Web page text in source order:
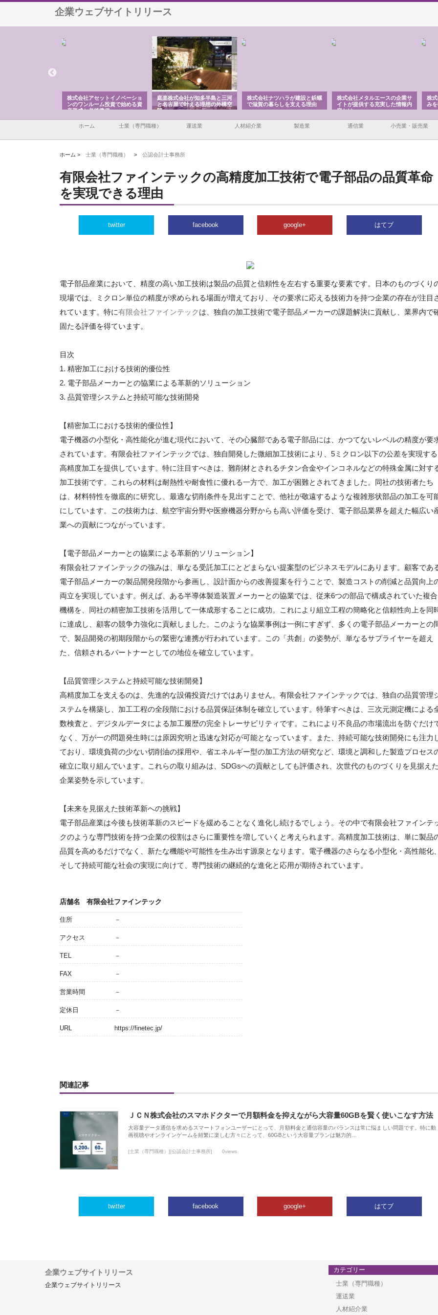
企業ウェブサイトリリース
株式会社アセットイノベーショ
ンのワンルーム投資で始める資
産形成と老後準備
庭楽株式会社が知多半島と三河
と名古屋で叶える理想の外構空
間
株式会社ナツハラが建設と鋲螺
で滋賀の暮らしを支える理由
株式会社メタルエースの企業サ
イトが提供する充実した情報内
容とは
株
み
ホーム 士業（専門職種） 運送業 人材紹介業 製造業 通信業 小売業・販売業
ホーム > 士業（専門職種） > 公認会計士事務所
有限会社ファインテックの高精度加工技術で電子部品の品質革命
を実現できる理由
twitter facebook google+ はてブ
電子部品産業において、精度の高い加工技術は製品の品質と信頼性を左右する重要な要素です。日本のものづくり
現場では、ミクロン単位の精度が求められる場面が増えており、その要求に応える技術力を持つ企業の存在が注目
れています。特に有限会社ファインテック は、独自の加工技術で電子部品メーカーの課題解決に貢献し、業界内で
固たる評価を得ています。
目次
1. 精密加工における技術的優位性
2. 電子部品メーカーとの協業による革新的ソリューション
3. 品質管理システムと持続可能な技術開発
【精密加工における技術的優位性】
電子機器の小型化・高性能化が進む現代において、その心臓部である電子部品には、かつてないレベルの精度が要
されています。有限会社ファインテックでは、独自開発した微細加工技術により、5ミクロン以下の公差を実現する
高精度加工を提供しています。特に注目すべきは、難削材とされるチタン合金やインコネルなどの特殊金属に対す
加工技術です。これらの材料は耐熱性や耐食性に優れる一方で、加工が困難とされてきました。同社の技術者たち
は、材料特性を徹底的に研究し、最適な切削条件を見出すことで、他社が敬遠するような複雑形状部品の加工を可
にしています。この技術力は、航空宇宙分野や医療機器分野からも高い評価を受け、電子部品業界を超えた幅広い
業への貢献につながっています。
【電子部品メーカーとの協業による革新的ソリューション】
有限会社ファインテックの強みは、単なる受託加工にとどまらない提案型のビジネスモデルにあります。顧客であ
電子部品メーカーの製品開発段階から参画し、設計面からの改善提案を行うことで、製造コストの削減と品質向上
両立を実現しています。例えば、ある半導体製造装置メーカーとの協業では、従来6つの部品で構成されていた複合
機構を、同社の精密加工技術を活用して一体成形することに成功。これにより組立工程の簡略化と信頼性向上を同
に達成し、顧客の競争力強化に貢献しました。このような協業事例は一例にすぎず、多くの電子部品メーカーとの
で、製品開発の初期段階からの緊密な連携が行われています。この「共創」の姿勢が、単なるサプライヤーを超え
た、信頼されるパートナーとしての地位を確立しています。
【品質管理システムと持続可能な技術開発】
高精度加工を支えるのは、先進的な設備投資だけではありません。有限会社ファインテックでは、独自の品質管理
ステムを構築し、加工工程の全段階における品質保証体制を確立しています。特筆すべきは、三次元測定機による
数検査と、デジタルデータによる加工履歴の完全トレーサビリティです。これにより不良品の市場流出を防ぐだけ
なく、万が一の問題発生時には原因究明と迅速な対応が可能となっています。また、持続可能な技術開発にも注力
ており、環境負荷の少ない切削油の採用や、省エネルギー型の加工方法の研究など、環境と調和した製造プロセス
確立に取り組んでいます。これらの取り組みは、SDGsへの貢献としても評価され、次世代のものづくりを見据えた
企業姿勢を示しています。
【未来を見据えた技術革新への挑戦】
電子部品産業は今後も技術革新のスピードを緩めることなく進化し続けるでしょう。その中で有限会社ファインテ
クのような専門技術を持つ企業の役割はさらに重要性を増していくと考えられます。高精度加工技術は、単に製品
品質を高めるだけでなく、新たな機能や可能性を生み出す源泉となります。電子機器のさらなる小型化・高性能化、
そして持続可能な社会の実現に向けて、専門技術の継続的な進化と応用が期待されています。
店舗名 有限会社ファインテック
住所 －
アクセス －
TEL －
FAX －
営業時間 －
定休日 －
URL https://finetec.jp/
関連記事
ＪＣＮ株式会社のスマホドクターで月額料金を抑えながら大容量60GBを賢く使いこなす方法
大容量データ通信を求めるスマートフォンユーザーにとって、月額料金と通信容量のバランスは常に悩ましい問題です。特に動
画視聴やオンラインゲームを頻繁に楽しむ方々にとって、60GBという大容量プランは魅力的…
[士業（専門職種）][公認会計士事務所] 0views
twitter facebook google+ はてブ
企業ウェブサイトリリース
企業ウェブサイトリリース
カテゴリー
士業（専門職種）
運送業
人材紹介業